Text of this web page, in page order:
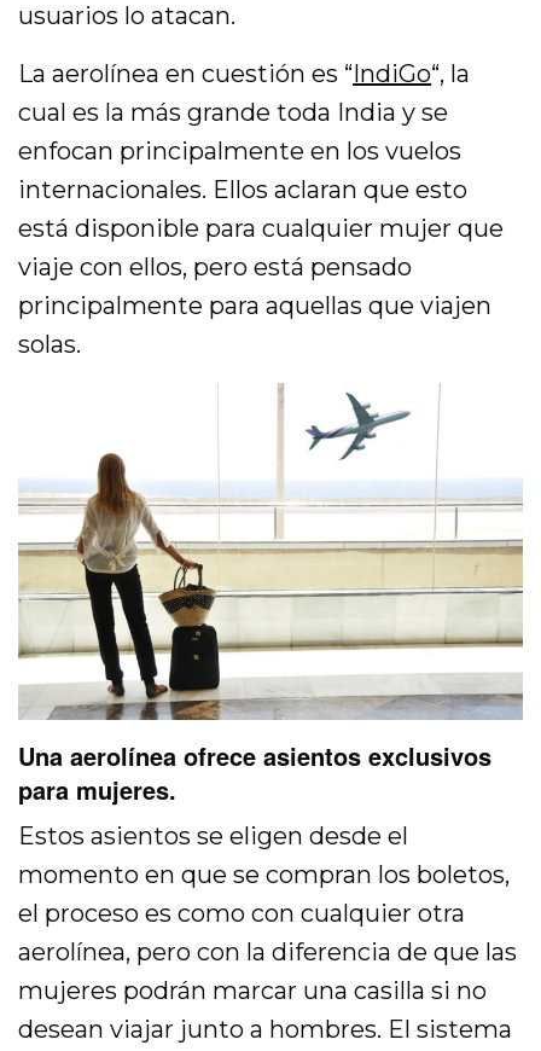
usuarios lo atacan.
La aerolínea en cuestión es “IndiGo“, la
cual es la más grande toda India y se
enfocan principalmente en los vuelos
internacionales. Ellos aclaran que esto
está disponible para cualquier mujer que
viaje con ellos, pero está pensado
principalmente para aquellas que viajen
solas.
Una aerolínea ofrece asientos exclusivos
para mujeres.
Estos asientos se eligen desde el
momento en que se compran los boletos,
el proceso es como con cualquier otra
aerolínea, pero con la diferencia de que las
mujeres podrán marcar una casilla si no
desean viajar junto a hombres. El sistema